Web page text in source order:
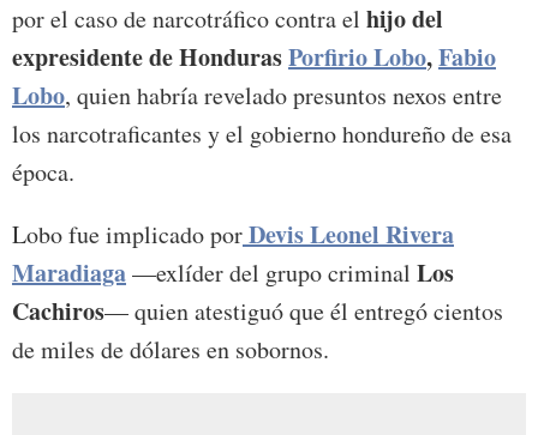
por el caso de narcotráfico contra el hijo del
expresidente de HondurasPorfirio Lobo,Fabio
Lobo, quien habría revelado presuntos nexos entre
los narcotraficantes y el gobierno hondureño de esa
época.
Lobo fue implicado porDevis Leonel Rivera
Maradiaga—exlíder del grupo criminal Los
Cachiros— quien atestiguó que él entregó cientos
de miles de dólares en sobornos.